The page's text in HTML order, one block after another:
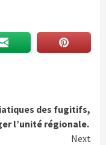
des fugitifs,
l’unité régionale.
Next